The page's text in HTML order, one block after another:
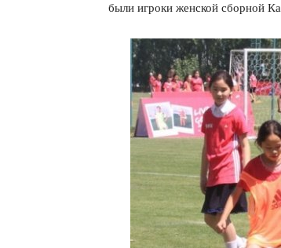
были игроки женской сборной